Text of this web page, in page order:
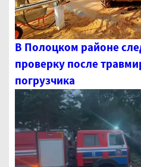
В Полоцком районе
проверку после
погрузчика